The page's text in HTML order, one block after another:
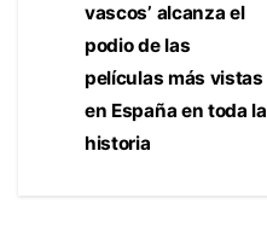
vascos’ alcanza el
podio de las
películas más vistas
en España en toda la
historia